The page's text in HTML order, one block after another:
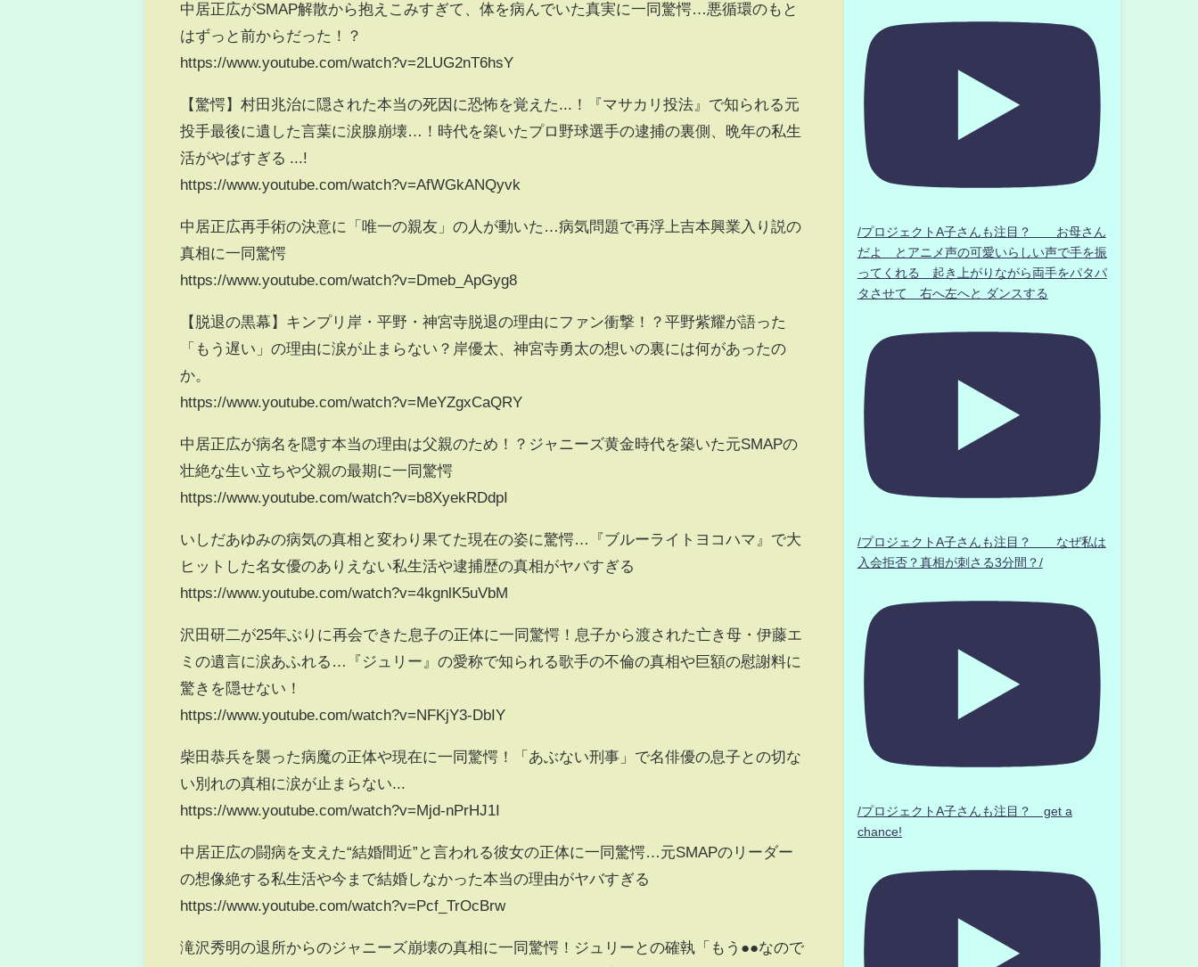
中居正広がSMAP解散から抱えこみすぎて、体を病んでいた真実に一同驚愕…悪循環のもと
はずっと前からだった！？
https://www.youtube.com/watch?v=2LUG2nT6hsY
【驚愕】村田兆治に隠された本当の死因に恐怖を覚えた...！『マサカリ投法』で知られる元
投手最後に遺した言葉に涙腺崩壊…！時代を築いたプロ野球選手の逮捕の裏側、晩年の私生
活がやばすぎる ...!
https://www.youtube.com/watch?v=AfWGkANQyvk
中居正広再手術の決意に「唯一の親友」の人が動いた…病気問題で再浮上吉本興業入り説の
真相に一同驚愕
https://www.youtube.com/watch?v=Dmeb_ApGyg8
【脱退の黒幕】キンプリ岸・平野・神宮寺脱退の理由にファン衝撃！？平野紫耀が語った
「もう遅い」の理由に涙が止まらない？岸優太、神宮寺勇太の想いの裏には何があったの
か。
https://www.youtube.com/watch?v=MeYZgxCaQRY
中居正広が病名を隠す本当の理由は父親のため！？ジャニーズ黄金時代を築いた元SMAPの
壮絶な生い立ちや父親の最期に一同驚愕
https://www.youtube.com/watch?v=b8XyekRDdpI
いしだあゆみの病気の真相と変わり果てた現在の姿に驚愕…『ブルーライトヨコハマ』で大
ヒットした名女優のありえない私生活や逮捕歴の真相がヤバすぎる
https://www.youtube.com/watch?v=4kgnlK5uVbM
沢田研二が25年ぶりに再会できた息子の正体に一同驚愕！息子から渡された亡き母・伊藤エ
ミの遺言に涙あふれる…『ジュリー』の愛称で知られる歌手の不倫の真相や巨額の慰謝料に
驚きを隠せない！
https://www.youtube.com/watch?v=NFKjY3-DbIY
柴田恭兵を襲った病魔の正体や現在に一同驚愕！「あぶない刑事」で名俳優の息子との切な
い別れの真相に涙が止まらない...
https://www.youtube.com/watch?v=Mjd-nPrHJ1I
中居正広の闘病を支えた“結婚間近”と言われる彼女の正体に一同驚愕…元SMAPのリーダー
の想像絶する私生活や今まで結婚しなかった本当の理由がヤバすぎる
https://www.youtube.com/watch?v=Pcf_TrOcBrw
滝沢秀明の退所からのジャニーズ崩壊の真相に一同驚愕！ジュリーとの確執「もう●●なので
/プロジェクトA子さんも注目？ お母さん
だよ とアニメ声の可愛いらしい声で手を振
ってくれる 起き上がりながら両手をパタパ
タさせて 右へ左へと ダンスする
/プロジェクトA子さんも注目？ なぜ私は
入会拒否？真相が刺さる3分間？/
/プロジェクトA子さんも注目？ get a
chance!